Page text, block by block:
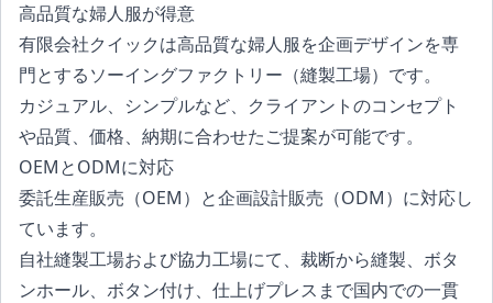
高品質な婦人服が得意
有限会社クイックは高品質な婦人服を企画デザインを専
門とするソーイングファクトリー（縫製工場）です。
カジュアル、シンプルなど、クライアントのコンセプト
や品質、価格、納期に合わせたご提案が可能です。
OEMとODMに対応
委託生産販売（OEM）と企画設計販売（ODM）に対応し
ています。
自社縫製工場および協力工場にて、裁断から縫製、ボタ
ンホール、ボタン付け、仕上げプレスまで国内での一貫